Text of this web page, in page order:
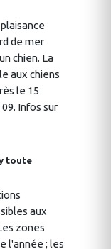
de mer
chien. La
aux chiens
le 15
Infos sur
toute
aux
zones
l'année ; les